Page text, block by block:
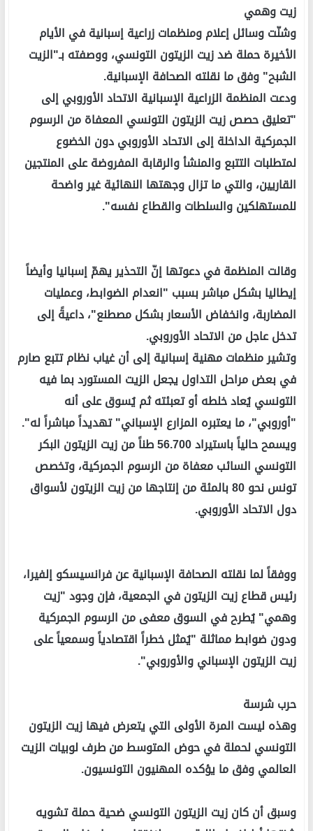
زيت وهمي
وشنّت وسائل إعلام ومنظمات زراعية إسبانية في الأيام
الأخيرة حملة ضد زيت الزيتون التونسي، ووصفته بـ"الزيت
الشبح" وفق ما نقلته الصحافة الإسبانية.
ودعت المنظمة الزراعية الإسبانية الاتحاد الأوروبي إلى
"تعليق حصص زيت الزيتون التونسي المعفاة من الرسوم
الجمركية الداخلة إلى الاتحاد الأوروبي دون الخضوع
لمتطلبات التتبع والمنشأ والرقابة المفروضة على المنتجين
القاريين، والتي ما تزال وجهتها النهائية غير واضحة
للمستهلكين والسلطات والقطاع نفسه".
وقالت المنظمة في دعوتها إنّ التحذير يهمّ إسبانيا وأيضاً
إيطاليا بشكل مباشر بسبب "انعدام الضوابط، وعمليات
المضاربة، وانخفاض الأسعار بشكل مصطنع"، داعيةً إلى
تدخل عاجل من الاتحاد الأوروبي.
وتشير منظمات مهنية إسبانية إلى أن غياب نظام تتبع صارم
في بعض مراحل التداول يجعل الزيت المستورد بما فيه
التونسي يُعاد خلطه أو تعبئته ثم يُسوق على أنه
"أوروبي"، ما يعتبره المزارع الإسباني" تهديداً مباشراً له".
ويسمح حالياً باستيراد 56.700 طناً من زيت الزيتون البكر
التونسي السائب معفاة من الرسوم الجمركية، وتخصص
تونس نحو 80 بالمئة من إنتاجها من زيت الزيتون لأسواق
دول الاتحاد الأوروبي.
ووفقاً لما نقلته الصحافة الإسبانية عن فرانسيسكو إلفيرا،
رئيس قطاع زيت الزيتون في الجمعية، فإن وجود "زيت
وهمي" يُطرح في السوق معفى من الرسوم الجمركية
ودون ضوابط مماثلة "يُمثل خطراً اقتصادياً وسمعياً على
زيت الزيتون الإسباني والأوروبي".
حرب شرسة
وهذه ليست المرة الأولى التي يتعرض فيها زيت الزيتون
التونسي لحملة في حوض المتوسط من طرف لوبيات الزيت
العالمي وفق ما يؤكده المهنيون التونسيون.
وسبق أن كان زيت الزيتون التونسي ضحية حملة تشويه